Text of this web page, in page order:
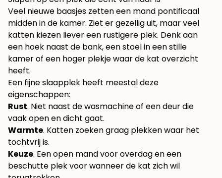
Veel nieuwe baasjes zetten een mand pontificaal
midden in de kamer. Ziet er gezellig uit, maar veel
katten kiezen liever een rustigere plek. Denk aan
een hoek naast de bank, een stoel in een stille
kamer of een hoger plekje waar de kat overzicht
heeft.
Een fijne slaapplek heeft meestal deze
eigenschappen:
Rust. Niet naast de wasmachine of een deur die
vaak open en dicht gaat.
Warmte. Katten zoeken graag plekken waar het
tochtvrij is.
Keuze. Een open mand voor overdag en een
beschutte plek voor wanneer de kat zich wil